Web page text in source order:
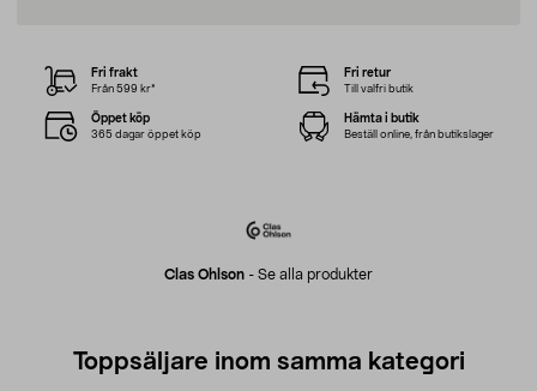
Clas Ohlson - Se alla produkter
Fri frakt
Från 599 kr*
Fri retur
Till valfri butik
Öppet köp
365 dagar öppet köp
Hämta i butik
Beställ online, från butikslager
Toppsäljare inom samma kategori